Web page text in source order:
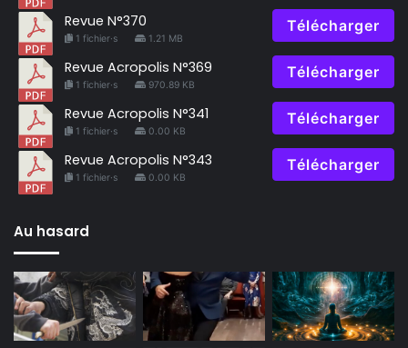
Revue N°370
1 fichier·s 1.21 MB
Télécharger
Revue Acropolis N°369
1 fichier·s 970.89 KB
Télécharger
Revue Acropolis N°341
1 fichier·s 0.00 KB
Télécharger
Revue Acropolis N°343
1 fichier·s 0.00 KB
Télécharger
Au hasard